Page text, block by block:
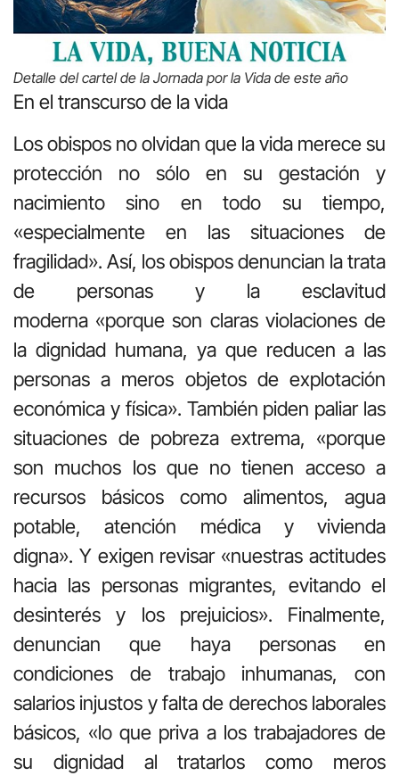
Detalle del cartel de la Jornada por la Vida de este año
En el transcurso de la vida
Los obispos no olvidan que la vida merece su
protección no sólo en su gestación y
nacimiento sino en todo su tiempo,
«especialmente en las situaciones de
fragilidad». Así, los obispos denuncian la trata
de personas y la esclavitud
moderna «porque son claras violaciones de
la dignidad humana, ya que reducen a las
personas a meros objetos de explotación
económica y física». También piden paliar las
situaciones de pobreza extrema, «porque
son muchos los que no tienen acceso a
recursos básicos como alimentos, agua
potable, atención médica y vivienda
digna». Y exigen revisar «nuestras actitudes
hacia las personas migrantes, evitando el
desinterés y los prejuicios». Finalmente,
denuncian que haya personas en
condiciones de trabajo inhumanas, con
salarios injustos y falta de derechos laborales
básicos, «lo que priva a los trabajadores de
su dignidad al tratarlos como meros